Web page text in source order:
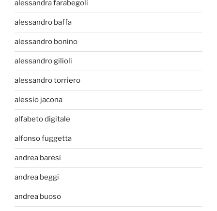
alessandra farabegoli
alessandro baffa
alessandro bonino
alessandro gilioli
alessandro torriero
alessio jacona
alfabeto digitale
alfonso fuggetta
andrea baresi
andrea beggi
andrea buoso